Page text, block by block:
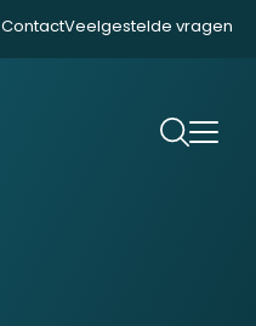
ContactVeelgestelde vragen